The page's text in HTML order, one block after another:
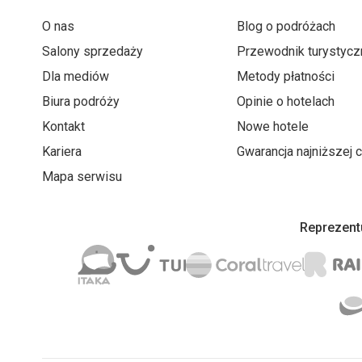
O nas
Salony sprzedaży
Dla mediów
Biura podróży
Kontakt
Kariera
Mapa serwisu
Blog o podróżach
Przewodnik
Metody płatności
Opinie o hotelach
Nowe hotele
Gwarancja najniższej